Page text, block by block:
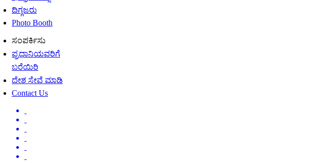
ದಿಗ್ಗಜರು
Photo Booth
ಸಂಪರ್ಕಿಸು
ಪ್ರಧಾನಿಯವರಿಗೆ
ಬರೆಯಿರಿ
ದೇಶ ಸೇವೆ ಮಾಡಿ
Contact Us